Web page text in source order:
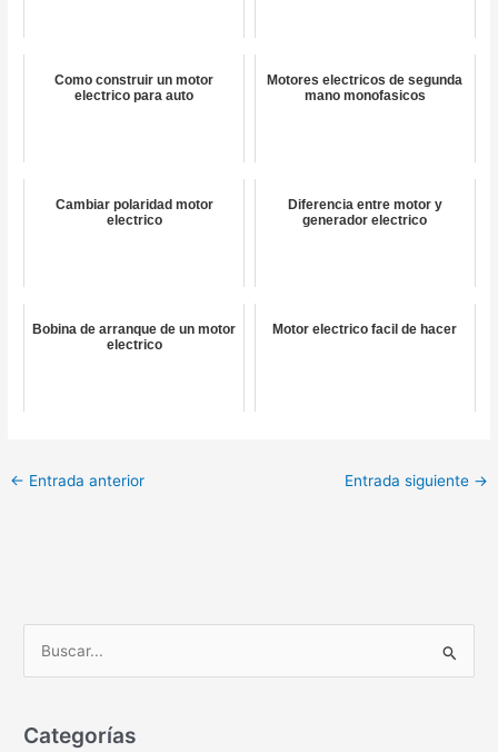
Como construir un motor
electrico para auto
Motores electricos de segunda
mano monofasicos
Cambiar polaridad motor
electrico
Diferencia entre motor y
generador electrico
Bobina de arranque de un motor
electrico
Motor electrico facil de hacer
← Entrada anterior Entrada siguiente →
c
Categorías